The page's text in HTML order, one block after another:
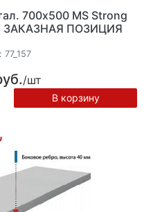
700х500 MS Strong
ЗАКАЗНАЯ ПОЗИЦИЯ
77_157
/шт
В корзину